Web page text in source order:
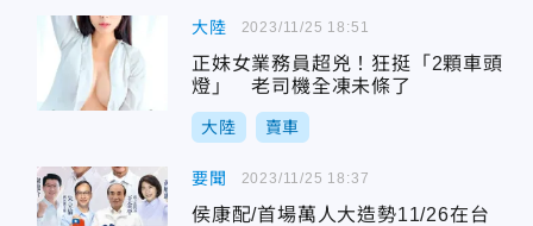
大陸
正妹女業務員超兇！狂挺「2顆車頭
燈」 老司機全凍未條了
大陸 賣車
2023/11/25 18:51
要聞
侯康配/首場萬人大造勢11/26在台
2023/11/25 18:37